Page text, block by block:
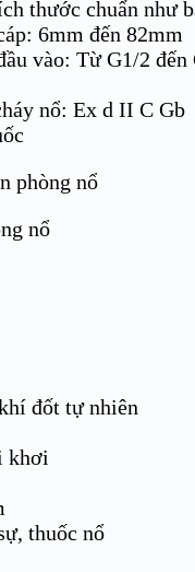
thước chuẩn như
6mm đến 82mm
vào: Từ G1/2 đến
nổ: Ex d II C Gb
đốt tự nhiên
khơi
thuốc nổ